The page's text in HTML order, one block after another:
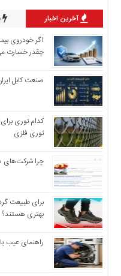
آخرین اخبار
اگر خودروی
چقدر خسارت
صنعت کابل
کدام توری
توری فلزی
چرا شرکت‌های
برای طبیعت
بهتری هستند؟
راهنمای عیب